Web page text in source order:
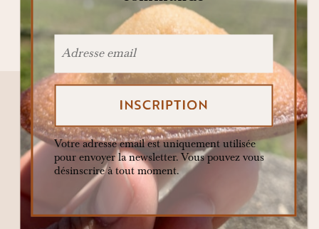
yaourt de brebis
La Bosse vous invite chaque jour à faire
voyager vos papilles, éveiller vos sens et
Votre adresse email est uniquement utilisée
pour envoyer la newsletter. Vous pouvez vous
désinscrire à tout moment.